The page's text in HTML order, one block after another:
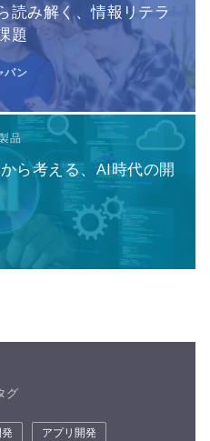
読み解く、情報リテラ
題
パン
品
ら考える、AI時代の開
グ
アプリ開発